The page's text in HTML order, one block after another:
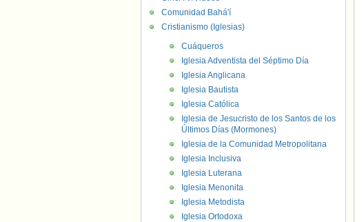
Comunidad Bahá'í
Cristianismo (Iglesias)
Cuáqueros
Iglesia Adventista del Séptimo Día
Iglesia Anglicana
Iglesia Bautista
Iglesia Católica
Iglesia de Jesucristo de los Santos de los
Últimos Días (Mormones)
Iglesia de la Comunidad Metropolitana
Iglesia Inclusiva
Iglesia Luterana
Iglesia Menonita
Iglesia Metodista
Iglesia Ortodoxa